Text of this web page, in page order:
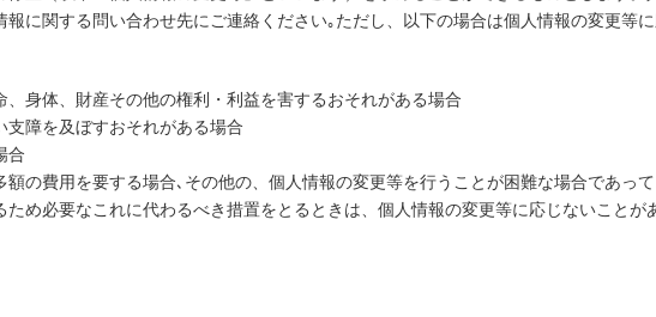
報に関する問い合わせ先にご連絡ください｡ただし、以下の場合は個人情報の変更等
身体、財産その他の権利・利益を害するおそれがある場合
障を及ぼすおそれがある場合
合
の費用を要する場合､その他の、個人情報の変更等を行うことが困難な場合であって
め必要なこれに代わるべき措置をとるときは、個人情報の変更等に応じないことが